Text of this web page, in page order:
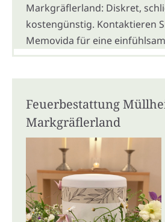
Markgräflerland: Diskret,
kostengünstig. Kontaktieren
Memovida für eine
Feuerbestattung
Markgräflerland